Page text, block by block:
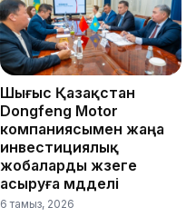
Шығыс Қазақстан
Dongfeng Motor
компаниясымен жаңа
инвестициялық
жобаларды жүзеге
асыруға мүдделі
6 тамыз, 2026